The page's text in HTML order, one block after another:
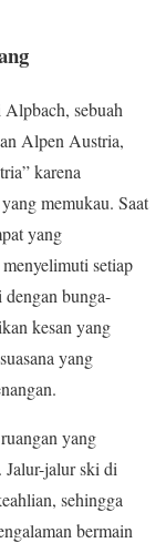
Alpbach, sebuah
Alpen Austria,
karena
memukau. Saat
yang
setiap
bunga-
kesan yang
yang
yang
Jalur-jalur ski di
sehingga
bermain